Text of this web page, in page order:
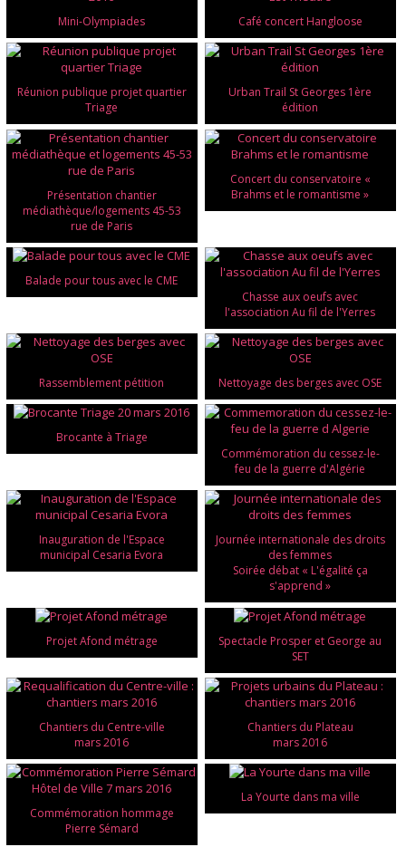
Mini-Olympiades Café concert Hangloose
Réunion publique projet quartier
Triage
Urban Trail St Georges 1ère
édition
Présentation chantier
médiathèque/logements 45-53
rue de Paris
Concert du conservatoire «
Brahms et le romantisme »
Balade pour tous avec le CME
Chasse aux oeufs avec
l'association Au fil de l'Yerres
Rassemblement pétition Nettoyage des berges avec OSE
Brocante à Triage
Commémoration du cessez-le-
feu de la guerre d'Algérie
Inauguration de l'Espace
municipal Cesaria Evora
Journée internationale des droits
des femmes
Soirée débat « L'égalité ça
s'apprend »
Projet Afond métrage
Spectacle Prosper et George au
SET
Chantiers du Centre-ville
mars 2016
Chantiers du Plateau
mars 2016
Commémoration hommage
Pierre Sémard
La Yourte dans ma ville